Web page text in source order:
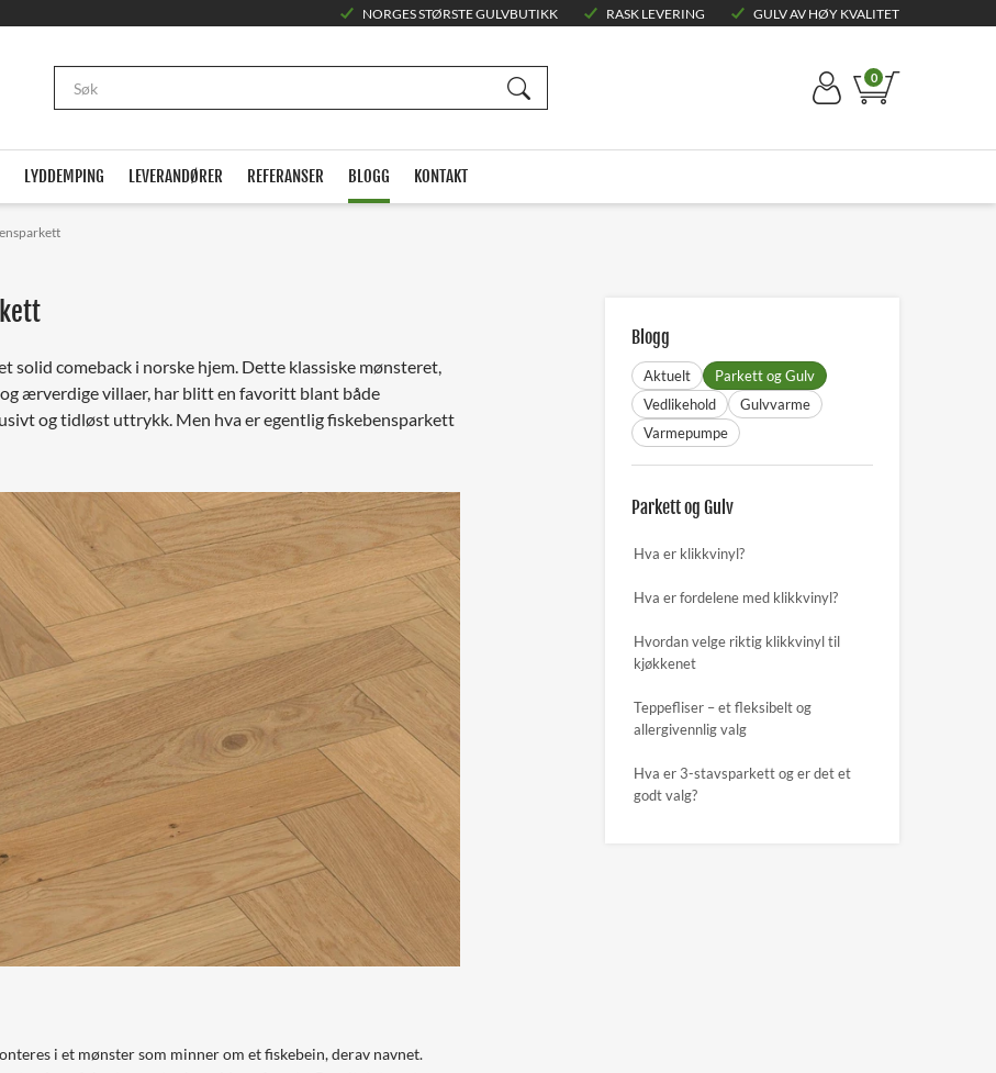
NORGES STØRSTE GULVBUTIKK RASK LEVERING GULV AV HØY KVALITET
0
LYDDEMPING LEVERANDØRER REFERANSER BLOGG KONTAKT
Blogg
Aktuelt
Parkett og Gulv
Vedlikehold
Gulvvarme
Varmepumpe
Parkett og Gulv
Hva er klikkvinyl?
Hva er fordelene med klikkvinyl?
Hvordan velge riktig klikkvinyl til
kjøkkenet
Teppefliser – et fleksibelt og
allergivennlig valg
Hva er 3-stavsparkett og er det et
godt valg?
solid comeback i norske hjem. Dette klassiske mønsteret,
ærverdige villaer, har blitt en favoritt blant både
og tidløst uttrykk. Men hva er egentlig fiskebensparkett
i et mønster som minner om et fiskebein, derav navnet.